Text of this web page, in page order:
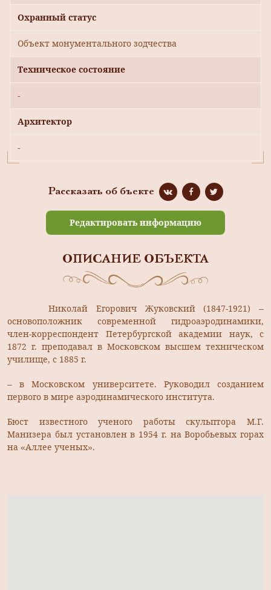
Охранный статус
Объект монументального зодчества
Техническое состояние
-
Архитектор
-
Рассказать об бъекте
Редактировать информацию
ОПИСАНИЕ ОБЪЕКТА
Николай Егорович Жуковский (1847-1921) –
основоположник современной гидроаэродинамики,
член-корреспондент Петербургской академии наук, с
1872 г. преподавал в Московском высшем техническом
училище, с 1885 г.
– в Московском университете. Руководил созданием
первого в мире аэродинамического института.
Бюст известного ученого работы скульптора М.Г.
Манизера был установлен в 1954 г. на Воробьевых горах
на «Аллее ученых».